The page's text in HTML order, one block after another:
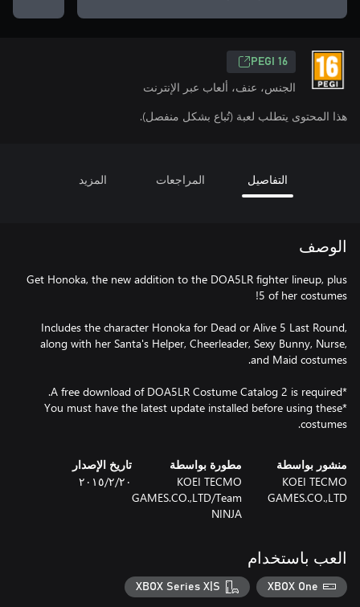
PEGI 16
الجنس، عنف، ألعاب عبر الإنترنت
هذا المحتوى يتطلب لعبة (تُباع بشكل منفصل).
التفاصيل المراجعات المزيد
الوصف
Get Honoka, the new addition to the DOA5LR fighter lineup, plus
Includes the character Honoka for Dead or Alive 5 Last Round,
along with her Santa's Helper, Cheerleader, Sexy Bunny, Nurse,
*You must have the latest update installed before using these
costumes.
منشور بواسطة
KOEI TECMO
GAMES.CO.,LTD
مطورة بواسطة
KOEI TECMO
GAMES.CO.,LTD/Team
NINJA
تاريخ الإصدار
٢٠‏/٢‏/٢٠١٥
العب باستخدام
XBOX One
XBOX Series X|S